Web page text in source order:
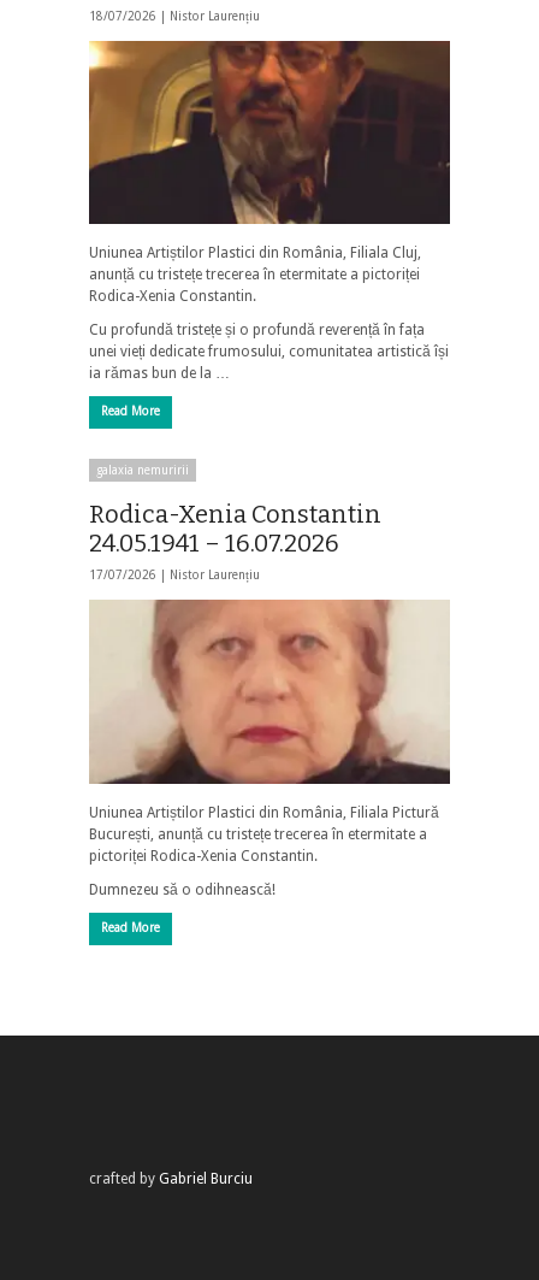
18/07/2026 | Nistor Laurențiu
Uniunea Artiștilor Plastici din România, Filiala Cluj,
anunță cu tristețe trecerea în etermitate a pictoriței
Rodica-Xenia Constantin.
Cu profundă tristețe și o profundă reverență în fața
unei vieți dedicate frumosului, comunitatea artistică își
ia rămas bun de la …
Read More
galaxia nemuririi
Rodica-Xenia Constantin
24.05.1941 – 16.07.2026
17/07/2026 | Nistor Laurențiu
Uniunea Artiștilor Plastici din România, Filiala Pictură
București, anunță cu tristețe trecerea în etermitate a
pictoriței Rodica-Xenia Constantin.
Dumnezeu să o odihnească!
Read More
crafted by Gabriel Burciu